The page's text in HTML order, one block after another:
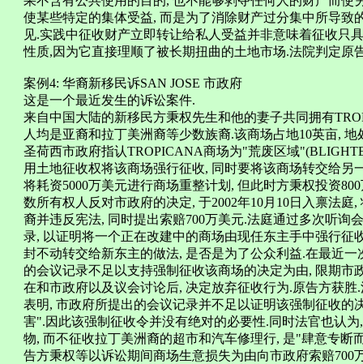
使某些特定的集体受益, 而是为了消除财产过分集中所导致
见.实践中征收财产立即转让给私人受益并非意味着征收只
性质,因为它直接理顺了被长期扭曲的土地市场.法院判定原
案例4: 华裔新移民诉SAN JOSE 市政府
这是一个最近发生的诉讼案件.
来自中国大陆的新移民方秉权先生和他的妻子共同拥有
人均是亚裔和拉丁美洲裔等少数族裔.该商场占地10英亩,
圣荷西市政府指认TROPICANA商场为"荒废区域
用土地征收权将该商场强行征收, 同时要将该商场转交给
将耗资5000万美元进行商场重整计划, 但此时方秉权投资
数所有权人反对市政府的决定, 于2002年10月10日入禀法
裔并违反宪法, 同时提出索赔700万美元.法庭通过多次听询
录, 以证明将一个正在改建中的商场由现任东主手中强行征
封不动转交给新东主的做法, 是否是为了公众利益.在最近一
的会议记录不足以支持强制征收该商场的决定为由, 限期
在和市政府以及议会讨论后, 决定放弃征收行为.原告方获胜.
表明, 市政府所提出的会议记录并不足以证明该强制征收
害".因此该强制征收令并没有绝对的必要性.同时法官也认
物, 而不征收拉丁美洲裔的超市和汽车修理行, 是"肆意专断
告方秉权等以诉讼期间商场生意损失为由向市政府索赔